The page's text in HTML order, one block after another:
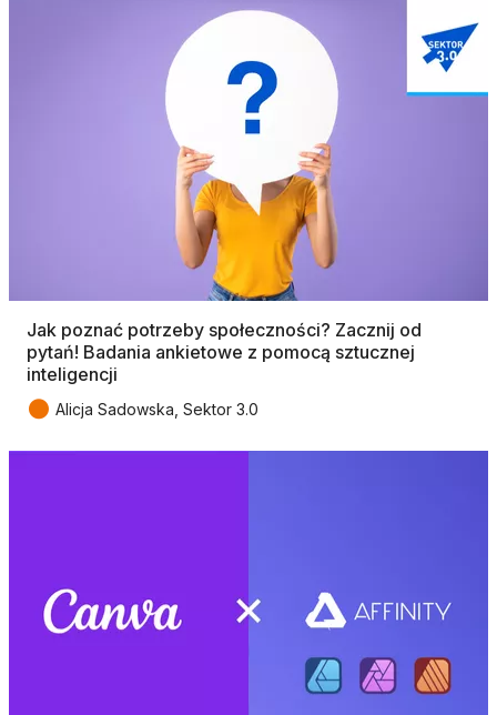
Jak poznać potrzeby społeczności? Zacznij od
pytań! Badania ankietowe z pomocą sztucznej
inteligencji
● Alicja Sadowska, Sektor 3.0